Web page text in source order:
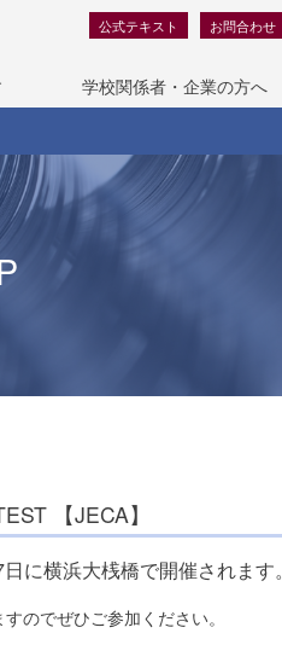
学校関係者・企業の方へ
公式テキスト お問合わせ
【JECA】
に横浜大桟橋で開催されます。
のでぜひご参加ください。